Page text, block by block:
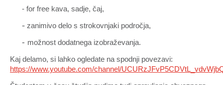
- for free kava, sadje, čaj,
- zanimivo delo s strokovnjaki področja,
- možnost dodatnega izobraževanja.
Kaj delamo, si lahko ogledate na spodnji povezavi:
https://www.youtube.com/channel/